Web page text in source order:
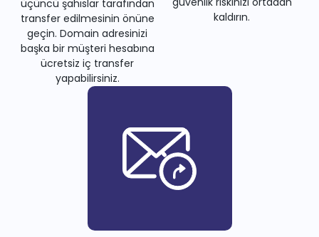
üçüncü şahıslar tarafından
transfer edilmesinin önüne
geçin. Domain adresinizi
başka bir müşteri hesabına
ücretsiz iç transfer
yapabilirsiniz.
kaldırın.